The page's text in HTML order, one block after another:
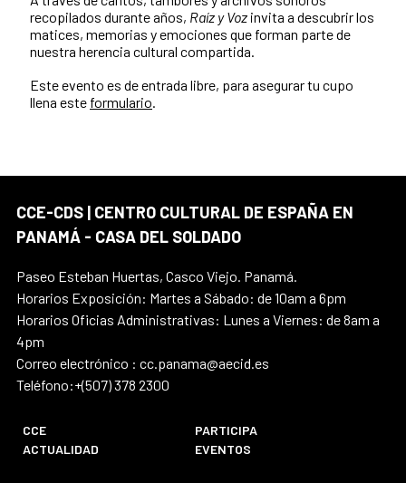
recopilados durante años, Raíz y Voz invita a descubrir los
matices, memorias y emociones que forman parte de
nuestra herencia cultural compartida.
Este evento es de entrada libre, para asegurar tu cupo
llena este formulario.
CCE-CDS | CENTRO CULTURAL DE ESPAÑA EN
PANAMÁ - CASA DEL SOLDADO
Paseo Esteban Huertas, Casco Viejo. Panamá.
Horarios Exposición: Martes a Sábado: de 10am a 6pm
Horarios Oficias Administrativas: Lunes a Viernes: de 8am a
4pm
Correo electrónico : cc.panama@aecid.es
Teléfono:+(507) 378 2300
CCE
PARTICIPA
ACTUALIDAD
EVENTOS